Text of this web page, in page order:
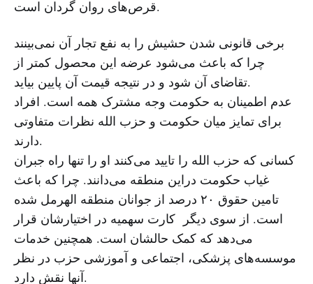
قرص‌های روان گردان است.
برخی قانونی شدن حشیش را به نفع تجار آن نمی‌بینند
چرا که باعث می‌شود عرضه این محصول کمتر از
تقاضای آن شود و در نتیجه قیمت آن پایین بیاید.
عدم اطمینان به حکومت وجه مشترک همه است. افراد
برای تمایز میان حکومت و حزب الله نظرات متفاوتی
دارند.
کسانی که حزب الله را تایید می‌کنند او را تنها راه جبران
غیاب حکومت دراین منطقه می‌دانند. چرا که باعث
تامین حقوق ۲۰ درصد از جوانان منطقه الهرمل شده
است. از سوی دیگر کارت سهمیه در اختیارشان قرار
می‌دهد که کمک حالشان است. همچنین خدمات
موسسه‌های پزشکی، اجتماعی و آموزشی حزب در نظر
آنها نقش دارد.